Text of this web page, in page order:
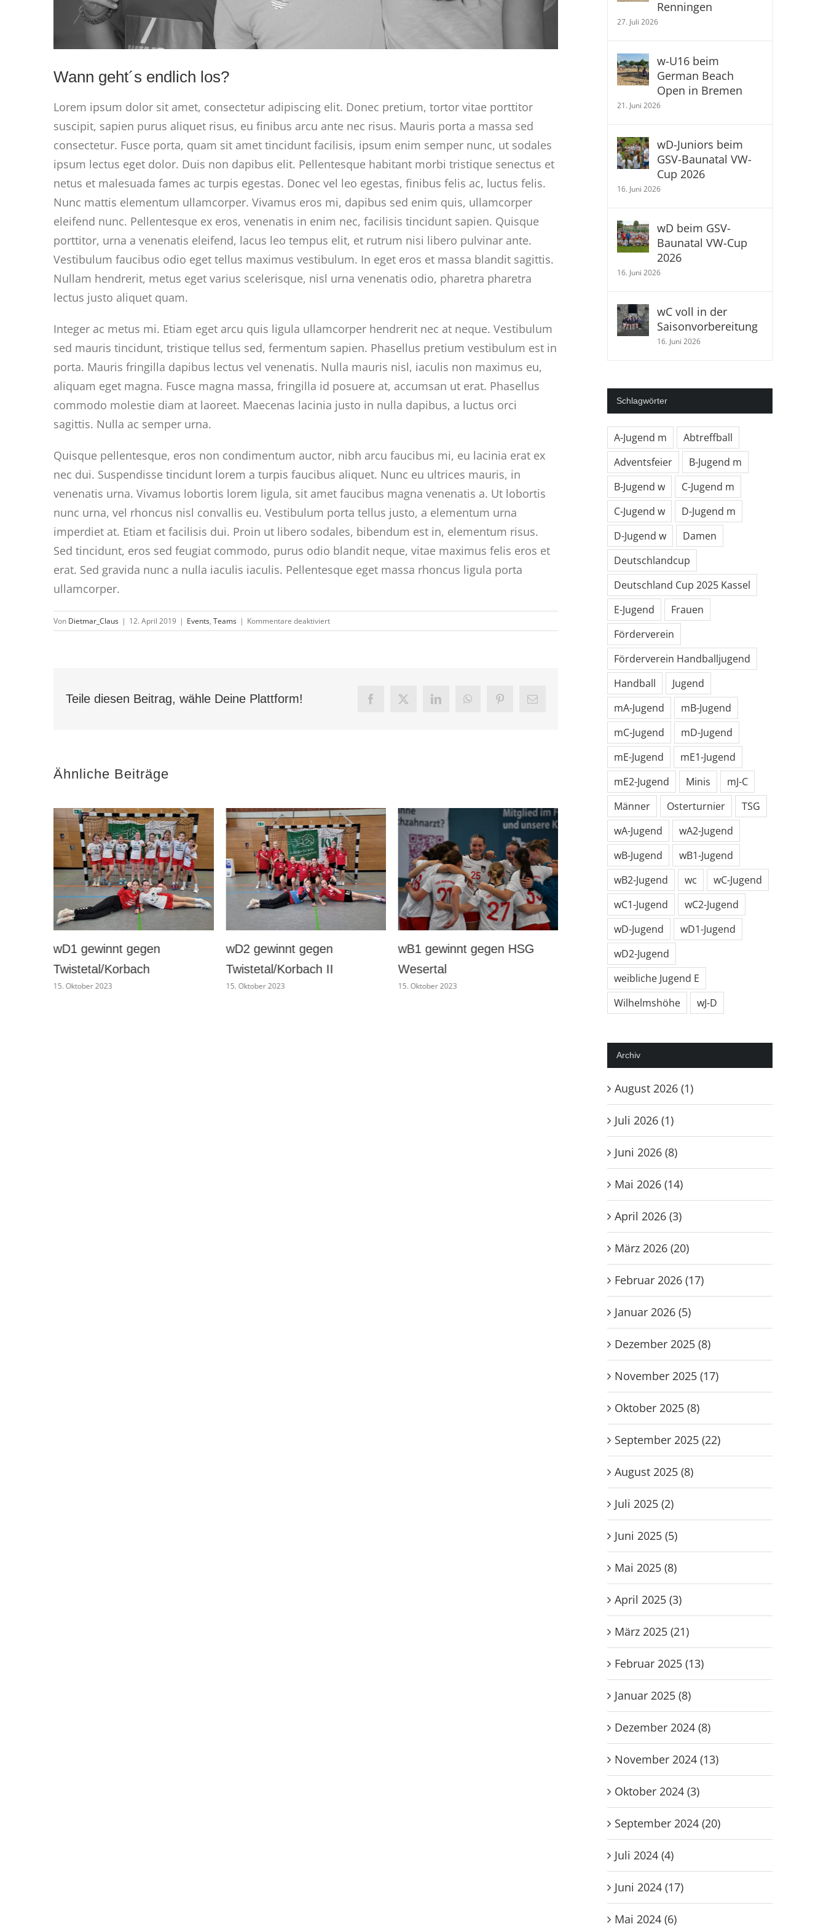
Wann geht´s endlich los?
Lorem ipsum dolor sit amet, consectetur adipiscing elit. Donec pretium, tortor vitae porttitor
suscipit, sapien purus aliquet risus, eu finibus arcu ante nec risus. Mauris porta a massa sed
consectetur. Fusce porta, quam sit amet tincidunt facilisis, ipsum enim semper nunc, ut sodales
ipsum lectus eget dolor. Duis non dapibus elit. Pellentesque habitant morbi tristique senectus et
netus et malesuada fames ac turpis egestas. Donec vel leo egestas, finibus felis ac, luctus felis.
Nunc mattis elementum ullamcorper. Vivamus eros mi, dapibus sed enim quis, ullamcorper
eleifend nunc. Pellentesque ex eros, venenatis in enim nec, facilisis tincidunt sapien. Quisque
porttitor, urna a venenatis eleifend, lacus leo tempus elit, et rutrum nisi libero pulvinar ante.
Vestibulum faucibus odio eget tellus maximus vestibulum. In eget eros et massa blandit sagittis.
Nullam hendrerit, metus eget varius scelerisque, nisl urna venenatis odio, pharetra pharetra
lectus justo aliquet quam.
Integer ac metus mi. Etiam eget arcu quis ligula ullamcorper hendrerit nec at neque. Vestibulum
sed mauris tincidunt, tristique tellus sed, fermentum sapien. Phasellus pretium vestibulum est in
porta. Mauris fringilla dapibus lectus vel venenatis. Nulla mauris nisl, iaculis non maximus eu,
aliquam eget magna. Fusce magna massa, fringilla id posuere at, accumsan ut erat. Phasellus
commodo molestie diam at laoreet. Maecenas lacinia justo in nulla dapibus, a luctus orci
sagittis. Nulla ac semper urna.
Quisque pellentesque, eros non condimentum auctor, nibh arcu faucibus mi, eu lacinia erat ex
nec dui. Suspendisse tincidunt lorem a turpis faucibus aliquet. Nunc eu ultrices mauris, in
venenatis urna. Vivamus lobortis lorem ligula, sit amet faucibus magna venenatis a. Ut lobortis
nunc urna, vel rhoncus nisl convallis eu. Vestibulum porta tellus justo, a elementum urna
imperdiet at. Etiam et facilisis dui. Proin ut libero sodales, bibendum est in, elementum risus.
Sed tincidunt, eros sed feugiat commodo, purus odio blandit neque, vitae maximus felis eros et
erat. Sed gravida nunc a nulla iaculis iaculis. Pellentesque eget massa rhoncus ligula porta
ullamcorper.
Von Dietmar_Claus | 12. April 2019 | Events, Teams | Kommentare deaktiviertfür
Wann
Teile diesen Beitrag, wähle Deine Plattform! Facebook
X LinkedInWhatsAppPinterest
E-
Ähnliche Beiträge
gewinnt gegen
Korbach
wD2 gewinnt gegen
Twistetal/Korbach II
wB1 gewinnt gegen HSG
Wesertal
wC1 gewinnt Derby gegen
wC1 gewinnt in Bieber-
Heuchelheim 35:30 und
festigt 2. Platz
7. November 2023
Renningen
27. Juli 2026
w-U16 beim
German Beach
Open in Bremen
21. Juni 2026
wD-Juniors beim
GSV-Baunatal VW-
Cup 2026
16. Juni 2026
wD beim GSV-
Baunatal VW-Cup
2026
16. Juni 2026
wC voll in der
Saisonvorbereitung
16. Juni 2026
Schlagwörter
A-Jugend m
Abtreffball
Adventsfeier
B-Jugend m
B-Jugend w
C-Jugend m
C-Jugend w
D-Jugend m
D-Jugend w
Damen
Deutschlandcup
Deutschland Cup 2025 Kassel
E-Jugend
Frauen
Förderverein
Förderverein Handballjugend
Handball
Jugend
mA-Jugend
mB-Jugend
mC-Jugend
mD-Jugend
mE-Jugend
mE1-Jugend
mE2-Jugend
Minis
mJ-C
Männer
Osterturnier
TSG
wA-Jugend
wA2-Jugend
wB-Jugend
wB1-Jugend
wB2-Jugend
wc
wC-Jugend
wC1-Jugend
wC2-Jugend
wD-Jugend
wD1-Jugend
wD2-Jugend
weibliche Jugend E
Wilhelmshöhe
wJ-D
Archiv
August 2026 (1)
Juli 2026 (1)
Juni 2026 (8)
Mai 2026 (14)
April 2026 (3)
März 2026 (20)
Februar 2026 (17)
Januar 2026 (5)
Dezember 2025 (8)
November 2025 (17)
Oktober 2025 (8)
September 2025 (22)
August 2025 (8)
Juli 2025 (2)
Juni 2025 (5)
Mai 2025 (8)
April 2025 (3)
März 2025 (21)
Februar 2025 (13)
Januar 2025 (8)
Dezember 2024 (8)
November 2024 (13)
Oktober 2024 (3)
September 2024 (20)
Juli 2024 (4)
Juni 2024 (17)
Mai 2024 (6)